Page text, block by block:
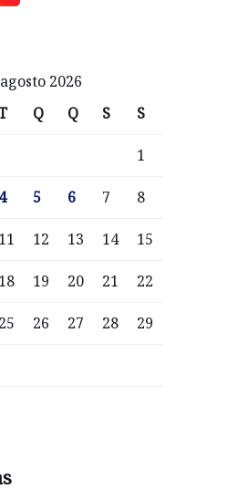
agosto 2026
Q Q S S
1
4 5 6 7 8
11 12 13 14 15
18 19 20 21 22
25 26 27 28 29